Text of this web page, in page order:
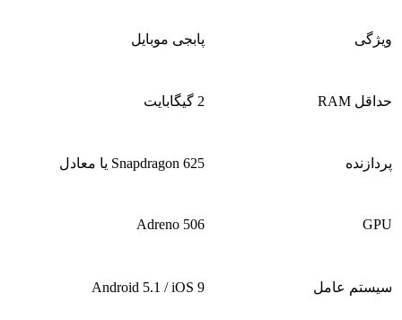
ویژگی پابجی موبایل
حداقل 2 گیگابایت
پردازنده Snapdragon 625 یا معادل
GPU
Adreno 506
سیستم عامل Android 5.1 / iOS 9